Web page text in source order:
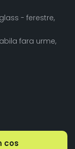
- ferestre,
fara urme,
cos